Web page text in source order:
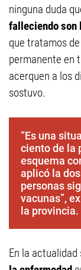
ninguna duda
falleciendo son
que tratamos
permanente en
acerquen a los
sostuvo.
“Es una
ciento de la
esquema
aplicó la
personas
vacunas”,
la provincia.
En la actualidad